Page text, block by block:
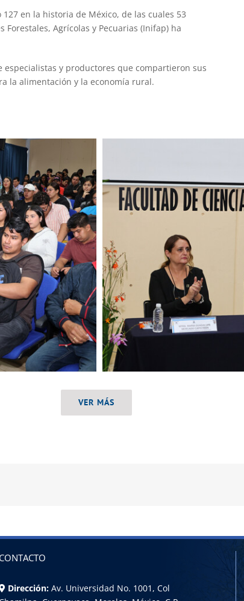
en la historia de México, de las cuales 53
Agrícolas y Pecuarias (Inifap) ha
y productores que compartieron sus
la alimentación y la economía rural.
VER MÁS
CONTACTO
Dirección: Av. Universidad No. 1001, Col